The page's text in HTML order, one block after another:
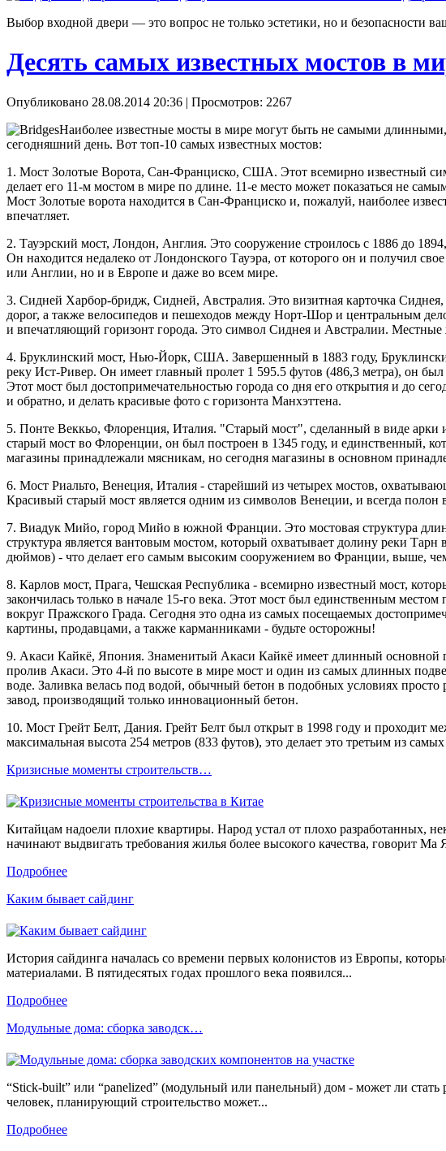
Выбор входной двери — это вопрос не только эстетики, но и безопасности
Десять самых известных мостов в
Опубликовано 28.08.2014 20:36 | Просмотров: 2267
Наиболее известные мосты в мире могут быть не самыми
сегодняшний день. Вот топ-10 самых известных мостов:
1. Мост Золотые Ворота, Сан-Франциско, США. Этот всемирно известный
делает его 11-м мостом в мире по длине. 11-е место может показаться не
Мост Золотые ворота находится в Сан-Франциско и, пожалуй, наиболее
впечатляет.
2. Тауэрский мост, Лондон, Англия. Это сооружение строилось с 1886 до
Он находится недалеко от Лондонского Тауэра, от которого он и получил
или Англии, но и в Европе и даже во всем мире.
3. Сидней Харбор-бридж, Сидней, Австралия. Это визитная карточка
дорог, а также велосипедов и пешеходов между Норт-Шор и центральным
и впечатляющий горизонт города. Это символ Сиднея и Австралии. Местные
4. Бруклинский мост, Нью-Йорк, США. Завершенный в 1883 году,
реку Ист-Ривер. Он имеет главный пролет 1 595.5 футов (486,3 метра), он
Этот мост был достопримечательностью города со дня его открытия и до
и обратно, и делать красивые фото с горизонта Манхэттена.
5. Понте Веккьо, Флоренция, Италия. "Старый мост", сделанный в виде арки
старый мост во Флоренции, он был построен в 1345 году, и единственный,
магазины принадлежали мясникам, но сегодня магазины в основном
6. Мост Риальто, Венеция, Италия - старейший из четырех мостов,
Красивый старый мост является одним из символов Венеции, и всегда полон
7. Виадук Мийо, город Мийо в южной Франции. Это мостовая структура
структура является вантовым мостом, который охватывает долину реки
дюймов) - что делает его самым высоким сооружением во Франции, выше,
8. Карлов мост, Прага, Чешская Республика - всемирно известный мост,
закончилась только в начале 15-го века. Этот мост был единственным
вокруг Пражского Града. Сегодня это одна из самых посещаемых
картины, продавцами, а также карманниками - будьте осторожны!
9. Акаси Кайкё, Япония. Знаменитый Акаси Кайкё имеет длинный основной
пролив Акаси. Это 4-й по высоте в мире мост и один из самых длинных
воде. Заливка велась под водой, обычный бетон в подобных условиях просто
завод, производящий только инновационный бетон.
10. Мост Грейт Белт, Дания. Грейт Белт был открыт в 1998 году и проходит
максимальная высота 254 метров (833 футов), это делает это третьим из
Кризисные моменты строительств…
Китайцам надоели плохие квартиры. Народ устал от плохо разработанных,
начинают выдвигать требования жилья более высокого качества, говорит Ма
Подробнее
Каким бывает сайдинг
История сайдинга началась со времени первых колонистов из Европы,
материалами. В пятидесятых годах прошлого века появился...
Подробнее
Модульные дома: сборка заводск…
“Stick-built” или “panelized” (модульный или панельный) дом - может ли
человек, планирующий строительство может...
Подробнее